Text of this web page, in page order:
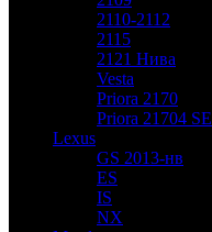
2110-2112
2115
2121 Нива
Vesta
Priora 2170
Priora 21704 SE
Lexus
GS 2013-нв
ES
IS
NX